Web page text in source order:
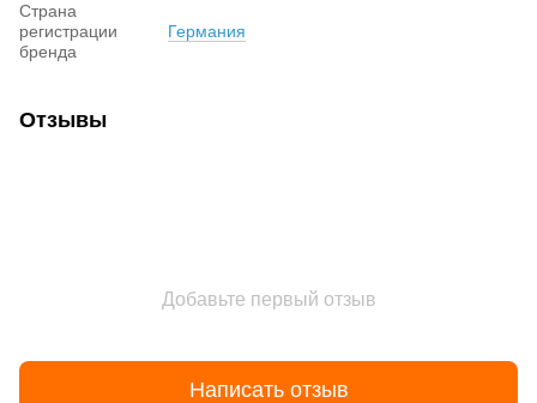
Страна
регистрации
бренда
Германия
Отзывы
Добавьте первый отзыв
Написать отзыв